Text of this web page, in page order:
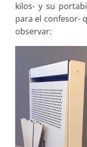
kilos- y su
para el confesor-
observar: